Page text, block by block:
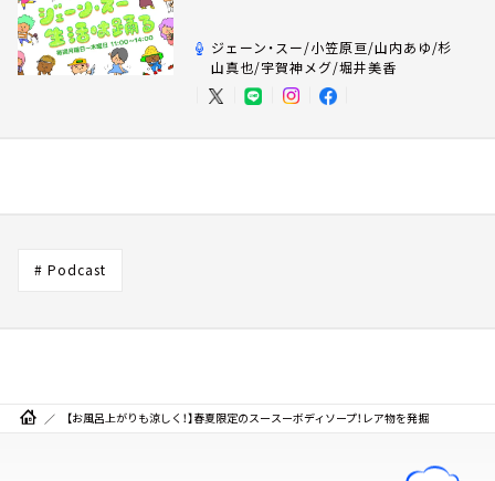
ジェーン・スー/小笠原亘/山内あゆ/杉
山真也/宇賀神メグ/堀井美香
# Podcast
【お風呂上がりも涼しく！】春夏限定のスースーボディソープ！レア物を発掘